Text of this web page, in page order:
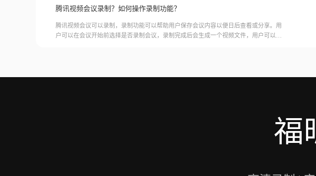
腾讯视频会议录制？如何操作录制功能？
腾讯视频会议可以录制，录制功能可以帮助用户保存会议内容以便日后查看或分享。用
户可以在会议开始前选择是否录制会议，录制完成后会生成一个视频文件，用户可以在
福